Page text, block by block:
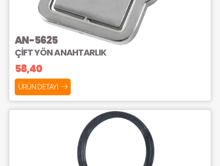
AN-5625
ÇİFT YÖN ANAHTARLIK
58,40
ÜRÜN DETAYI